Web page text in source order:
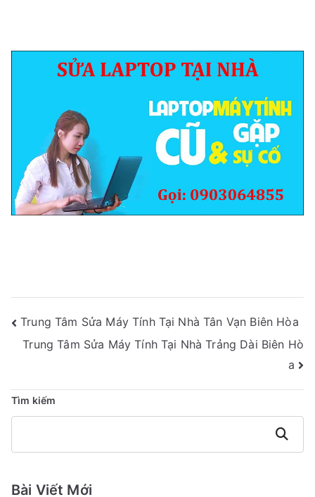
Điều
Hướng
Viết
Trung Tâm Sửa Máy Tính Tại Nhà Tân Vạn Biên Hòa
Trung Tâm Sửa Máy Tính Tại Nhà Trảng Dài Biên Hò
a
Tìm kiếm
Tìm
kiếm
Bài Viết Mới